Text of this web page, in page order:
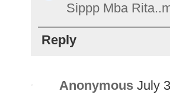
Sippp Mba
Reply
Anonymous July